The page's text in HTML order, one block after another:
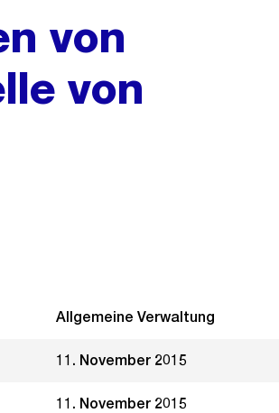
von
von
Allgemeine Verwaltung
11. November 2015
11. November 2015